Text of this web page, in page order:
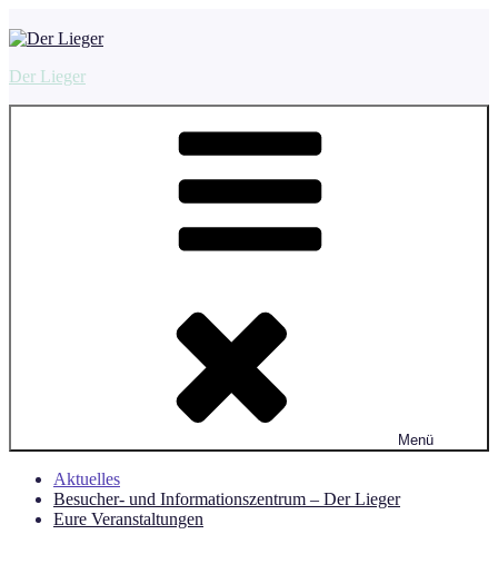
Inhalt
Der Lieger
Menü
Aktuelles
Besucher- und Informationszentrum – Der Lieger
Eure Veranstaltungen